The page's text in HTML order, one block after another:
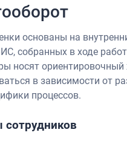
основаны на
собранных в ходе
носят ориентировочный
в зависимости от
процессов.
сотрудников